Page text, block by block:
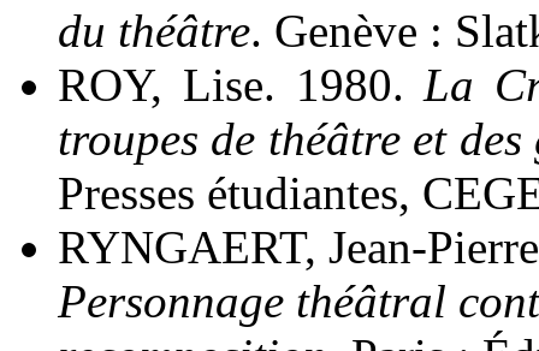
du théâtre. Genève :
ROY, Lise. 1980.La
troupes de théâtre et
Presses étudiantes,
RYNGAERT, Jean-
Personnage théâtral